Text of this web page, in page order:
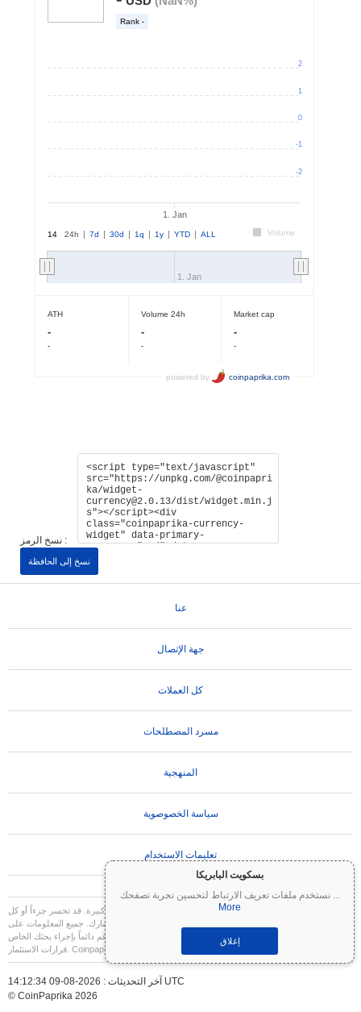
بسكويت البابريكا
نستخدم ملفات تعريف الارتباط لتحسين تجربة تصفحك ...
More
إغلاق
نسخ الرمز :
نسخ إلى الحافظة
عنا
جهة الإتصال
كل العملات
مسرد المصطلحات
المنهجية
سياسة الخصوصوية
تعليمات الاستخدام
العملات المشفرة شديدة التقلب وتنطوي على مخاطر كبيرة. قد تخسر جزءاً أو كل
استثمارك. جميع المعلومات على Coinpaprika مقدمة لأغراض إعلامية فقط ولا تشكل نصيحة
مالية أو استثمارية. قم دائماً بإجراء بحثك الخاص (DYOR) واستشر مستشاراً مالياً مؤهلاً قبل اتخاذ
آخر التحديثات : 2026-08-09 14:12:34 UTC
© CoinPaprika 2026